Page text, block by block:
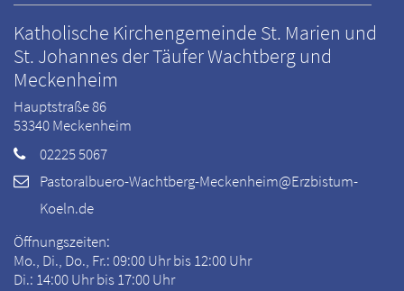
Katholische Kirchengemeinde St. Marien und
St. Johannes der Täufer Wachtberg und
Meckenheim
Hauptstraße 86
53340Meckenheim
02225 5067
Pastoralbuero-Wachtberg-Meckenheim@Erzbistum-
Koeln.de
Öffnungszeiten:
Mo., Di., Do., Fr.: 09:00 Uhr bis 12:00 Uhr
Di.: 14:00 Uhr bis 17:00 Uhr